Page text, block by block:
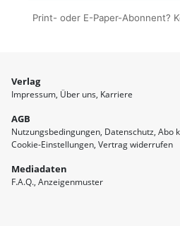
Print- oder E-Paper-Abonnent?
Verlag
Impressum Über uns Karriere
AGB
Nutzungsbedingungen Datenschutz Abo
Cookie-Einstellungen Vertrag widerrufen
Mediadaten
F.A.Q. Anzeigenmuster